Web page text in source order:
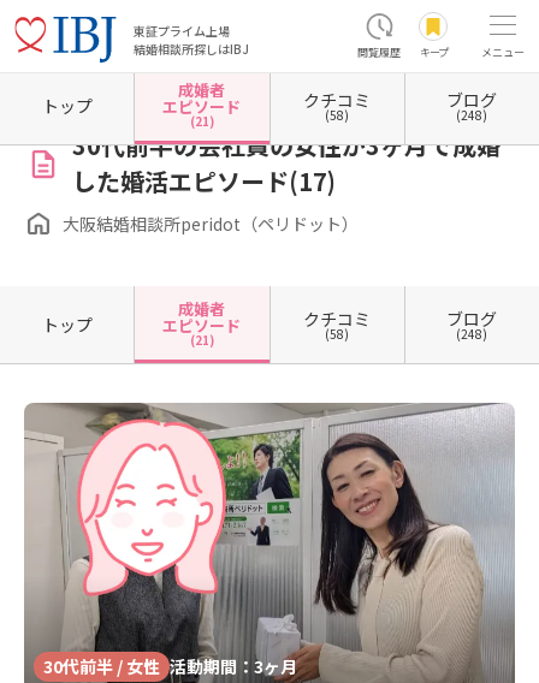
東証プライム上場
結婚相談所探しはIBJ
閲覧履歴 キープ メニュー
ホーム 大阪府の結婚相談所 大阪府大阪市 大阪府大阪市北区 大阪府大阪市北区堂島
30代前半の会社員の女性が3ヶ月で成婚
した婚活エピソード(17)
大阪結婚相談所peridot（ペリドット）
トップ
成婚者
エピソード
(21)
クチコミ
(58)
ブログ
(248)
トップ
成婚者
エピソード
(21)
クチコミ
(58)
ブログ
(248)
30代前半 / 女性 活動期間：3ヶ月